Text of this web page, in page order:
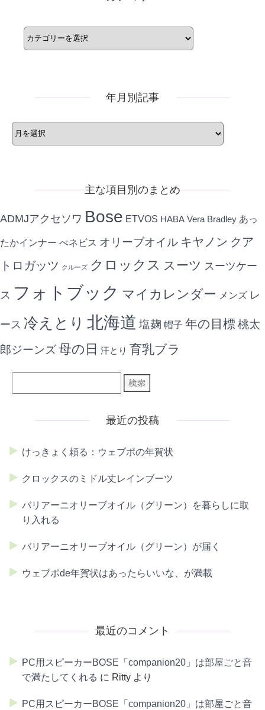
年月別記事
主な項目別のまとめ
ADMJアクセソワ Bose ETVOS HABA Vera Bradley あっ
たかインナー べネビス オリーブオイル キヤノン クア
トロガッツ クルーズ クロックス スーツ スーツケー
ス フォトブック マイカレンダー メンズ レ
ース 冷えとり 北海道 塩麹 帽子 年の目標 桃太
郎ジーンズ母の日 汗とり 育乳ブラ
最近の投稿
けっきょく頼る：ウェブポの年賀状
クロックスのミドル丈レインブーツ
バリアーニオリーブオイル（グリーン）を暮らしに取
り入れる
バリアーニオリーブオイル（グリーン）が届く
ウェブポde年賀状はあったらいいな、が満載
最近のコメント
PC用スピーカーBOSE「companion20」は部屋ごと音
で満たしてくれる に Ritty より
PC用スピーカーBOSE「companion20」は部屋ごと音